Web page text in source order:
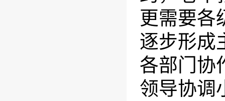
更需要各
逐步形成
各部门协
领导协调